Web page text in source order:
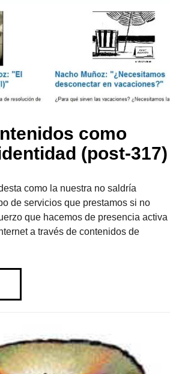
como
(post-317)
como la nuestra no saldría
de servicios que prestamos si no
que hacemos de presencia activa
a través de contenidos de